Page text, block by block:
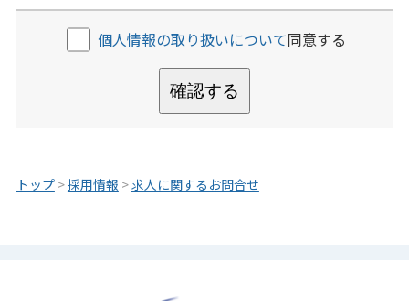
個人情報の取り扱いについて同意する
確認する
トップ >採用情報 >求人に関するお問合せ